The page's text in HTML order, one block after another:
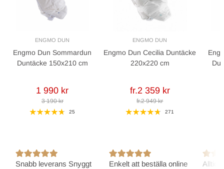
ENGMO DUN
Engmo Dun Sommardun
Duntäcke 150x210 cm
1 990 kr
3 190 kr
25
ENGMO DUN
Engmo Dun Cecilia Duntäcke
220x220 cm
fr.2 359 kr
fr.2 949 kr
271
Snabb leverans Snyggt
Enkelt att beställa online
Alltid